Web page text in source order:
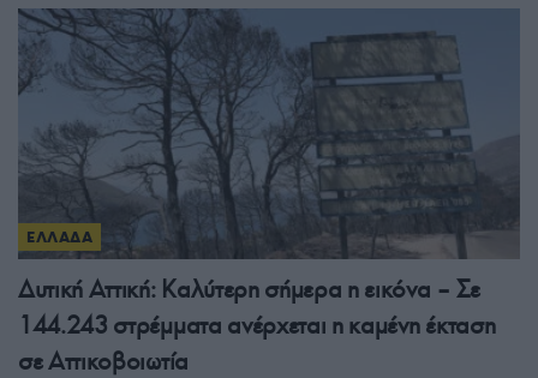
ΕΛΛΑΔΑ
Δυτική Αττική: Καλύτερη σήμερα η εικόνα – Σε
144.243 στρέμματα ανέρχεται η καμένη έκταση
σε Αττικοβοιωτία